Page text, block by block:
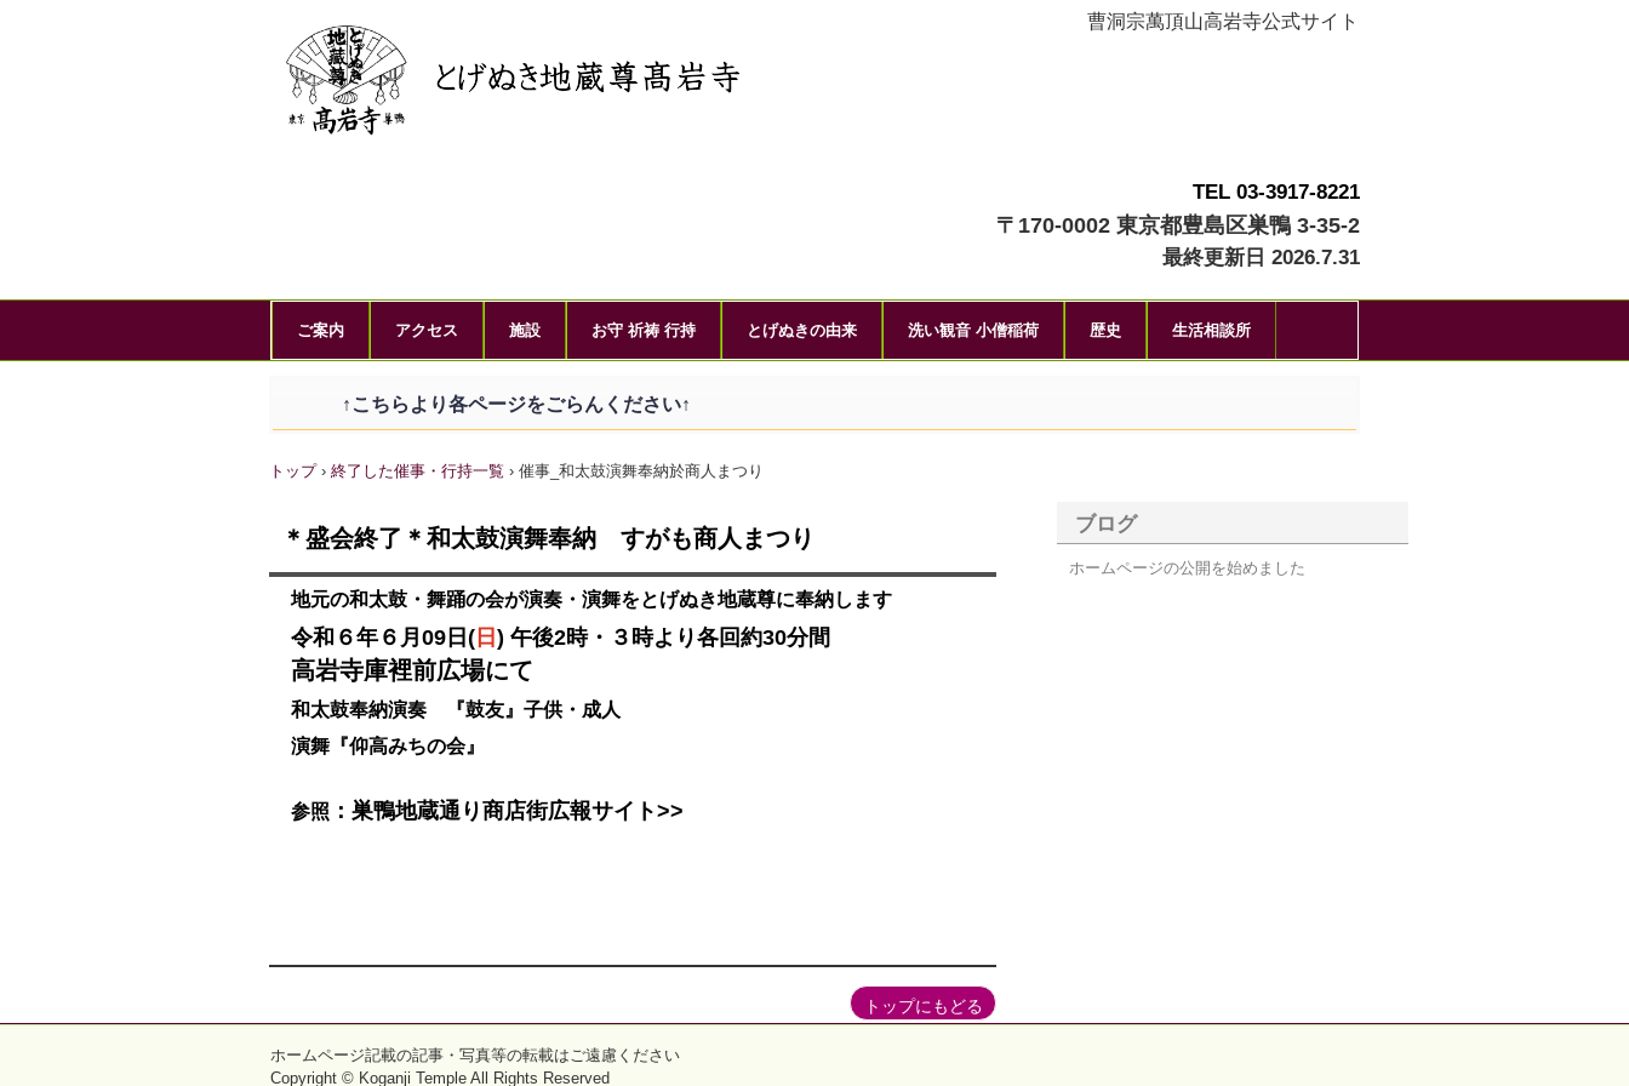
曹洞宗萬頂山高岩寺公式サイト
TEL 03-3917-8221
〒170-0002 東京都豊島区巣鴨 3-35-2
最終更新日 2026.7.31
ご案内 アクセス 施設 お守 祈祷 行持 とげぬきの由来 洗い観音 小僧稲荷 歴史 生活相談所
↑こちらより各ページをごらんください↑
トップ › 終了した催事・行持一覧 › 催事_和太鼓演舞奉納於商人まつり
＊盛会終了＊和太鼓演舞奉納 すがも商人まつり
地元の和太鼓・舞踊の会が演奏・演舞をとげぬき地蔵尊に奉納します
令和６年６月09日(日 ) 午後2時・３時より各回約30分間
高岩寺庫裡前広場にて
和太鼓奉納演奏 『鼓友』子供・成人
演舞『仰高みちの会』
参照 ：巣鴨地蔵通り商店街広報サイト>>
トップにもどる
ブログ
ホームページの公開を始めました
ホームページ記載の記事・写真等の転載はご遠慮ください
Copyright © Koganji Temple All Rights Reserved